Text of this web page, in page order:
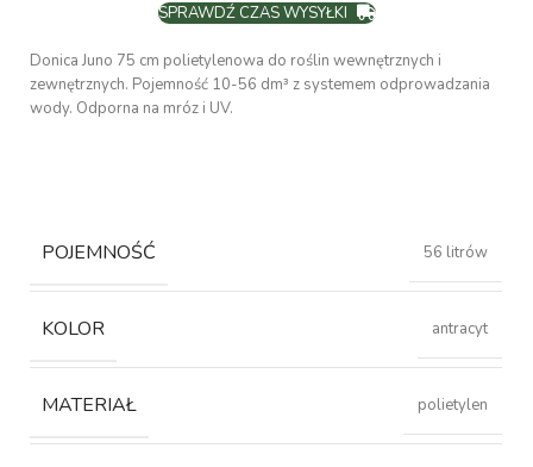
SPRAWDŹ CZAS WYSYŁKI
Donica Juno 75 cm polietylenowa do roślin wewnętrznych i
zewnętrznych. Pojemność 10-56 dm³ z systemem odprowadzania
wody. Odporna na mróz i UV.
POJEMNOŚĆ 56 litrów
KOLOR antracyt
MATERIAŁ polietylen